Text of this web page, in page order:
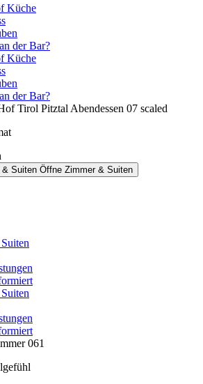
Küche
der Bar?
Küche
der Bar?
Suiten Öffne Zimmer & Suiten